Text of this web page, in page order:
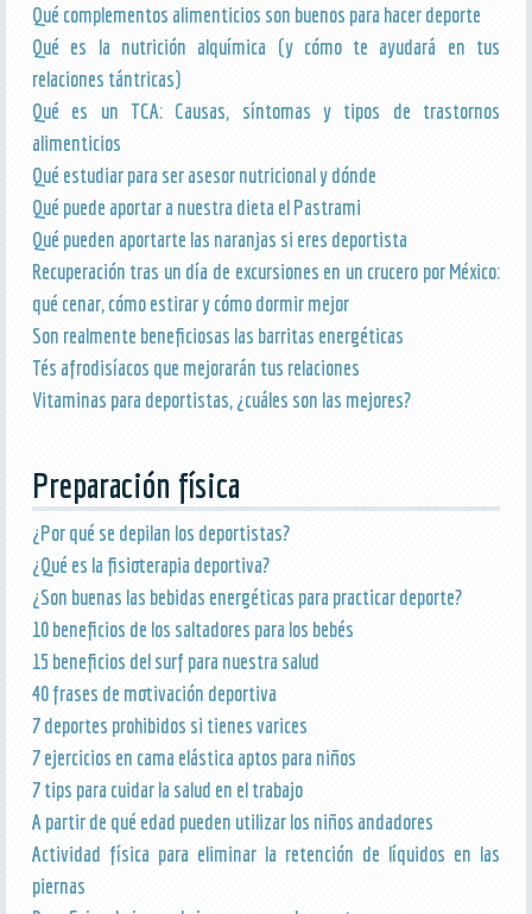
Qué complementos alimenticios son buenos para hacer deporte
Qué es la nutrición alquímica (y cómo te ayudará en tus
relaciones tántricas)
Qué es un TCA: Causas, síntomas y tipos de trastornos
alimenticios
Qué estudiar para ser asesor nutricional y dónde
Qué puede aportar a nuestra dieta el Pastrami
Qué pueden aportarte las naranjas si eres deportista
Recuperación tras un día de excursiones en un crucero por México:
qué cenar, cómo estirar y cómo dormir mejor
Son realmente beneficiosas las barritas energéticas
Tés afrodisíacos que mejorarán tus relaciones
Vitaminas para deportistas, ¿cuáles son las mejores?
Preparación física
¿Por qué se depilan los deportistas?
¿Qué es la fisioterapia deportiva?
¿Son buenas las bebidas energéticas para practicar deporte?
10 beneficios de los saltadores para los bebés
15 beneficios del surf para nuestra salud
40 frases de motivación deportiva
7 deportes prohibidos si tienes varices
7 ejercicios en cama elástica aptos para niños
7 tips para cuidar la salud en el trabajo
A partir de qué edad pueden utilizar los niños andadores
Actividad física para eliminar la retención de líquidos en las
piernas